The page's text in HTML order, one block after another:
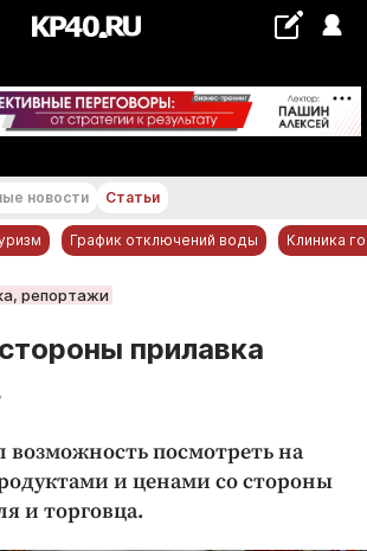
+28...+29 °С
новости Статьи
График отключений воды Клиника
репортажи
прилавка
посмотреть на
и ценами со стороны
и торговца.